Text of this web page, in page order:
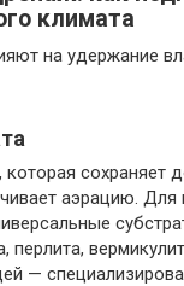
климата
на удержание
сохраняет
аэрацию. Для
перлита,
—